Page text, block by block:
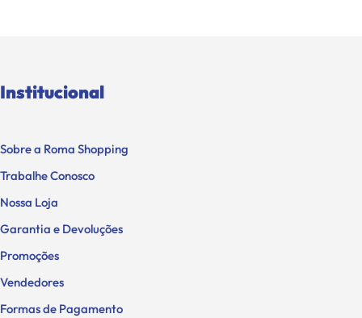
Institucional
Sobre a Roma Shopping
Trabalhe Conosco
Nossa Loja
Garantia e Devoluções
Promoções
Vendedores
Formas de Pagamento